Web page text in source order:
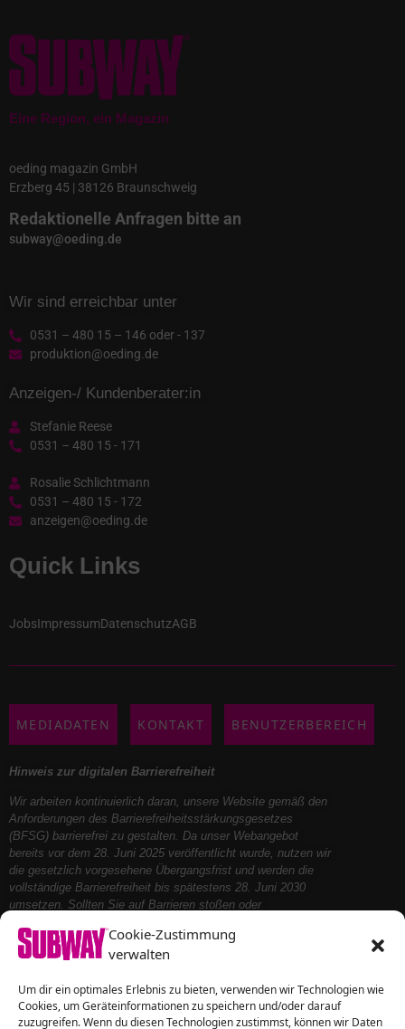
Cookie-Zustimmung
verwalten
Um dir ein optimales Erlebnis zu bieten, verwenden wir Technologien wie
Cookies, um Geräteinformationen zu speichern und/oder darauf
zuzugreifen. Wenn du diesen Technologien zustimmst, können wir Daten
Eine Region, ein Magazin
oeding magazin GmbH
Erzberg 45 | 38126 Braunschweig
Redaktionelle Anfragen bitte an
subway@oeding.de
Wir sind erreichbar unter
0531 – 480 15 – 146 oder - 137
produktion@oeding.de
Anzeigen-/ Kundenberater:in
Stefanie Reese
0531 – 480 15 - 171
Rosalie Schlichtmann
0531 – 480 15 - 172
anzeigen@oeding.de
Quick Links
JobsImpressumDatenschutzAGB
MEDIADATEN KONTAKT BENUTZERBEREICH
Hinweis zur digitalen Barrierefreiheit
Wir arbeiten kontinuierlich daran, unsere Website gemäß den
Anforderungen des Barrierefreiheitsstärkungsgesetzes
(BFSG) barrierefrei zu gestalten. Da unser Webangebot
bereits vor dem 28. Juni 2025 veröffentlicht wurde, nutzen wir
die gesetzlich vorgesehene Übergangsfrist und werden die
vollständige Barrierefreiheit bis spätestens 28. Juni 2030
umsetzen. Sollten Sie auf Barrieren stoßen oder
helfen Ihnen gerne weiter.
Folge uns auf